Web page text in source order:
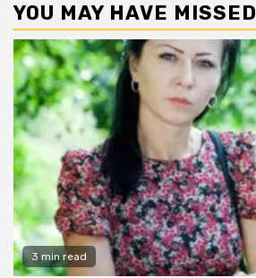
YOU MAY HAVE MISSED
3 min read